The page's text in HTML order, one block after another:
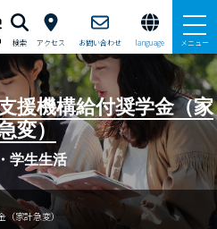
検索 アクセス お問い合わせ language メニュー
方、現職教員の方へ
へ
援機構給付奨学金（家
変）
学生生活
家計急変）